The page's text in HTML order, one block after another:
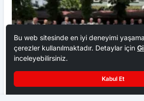
Ankara Ziraat Odaları; hububat alım
Bu web sitesinde en iyi deneyimi
çerezler kullanılmaktadır. Detaylar için
inceleyebilirsiniz.
Kabul Et